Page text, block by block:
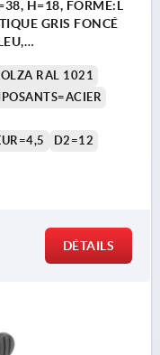
H=18, FORME:L
GRIS FONCÉ
RAL 1021
D2=12
DÉTAILS